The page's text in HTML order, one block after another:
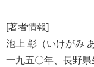
[著者情報]
池上 彰（いけがみ
一九五〇年、長野